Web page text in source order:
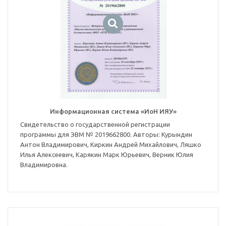
Информационная система «ИоН ИЯУ»
Свидетельство о государственной регистрации
программы для ЭВМ № 2019662800. Авторы: Курындин
Антон Владимирович, Киркин Андрей Михайлович, Ляшко
Илья Алексеевич, Карякин Марк Юрьевич, Верник Юлия
Владимировна.